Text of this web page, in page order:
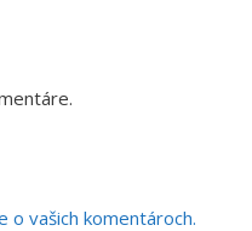
o vašich komentároch.